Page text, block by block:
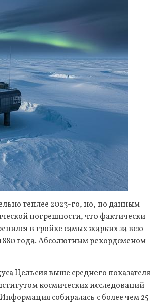
теплее 2023-го, но, по данным
погрешности, что фактически
в тройке самых жарких за всю
года. Абсолютным рекордсменом
Цельсия выше среднего показателя
космических исследований
собиралась с более чем 25